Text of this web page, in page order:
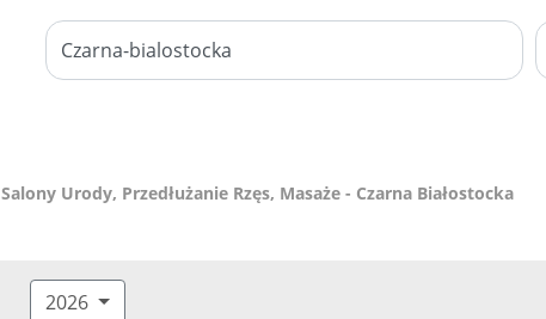
Salony Urody, Przedłużanie Rzęs, Masaże - Czarna Białostocka
2026